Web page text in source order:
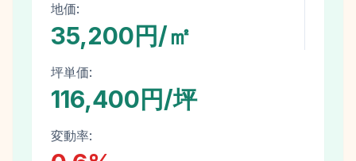
地価:
35,200円/㎡
坪単価:
116,400円/坪
変動率: